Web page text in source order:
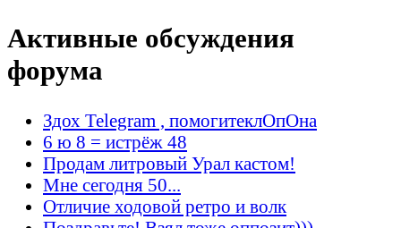
Активные обсуждения
форума
Здох Telegram , помогитеклОпОна
6 ю 8 = истрёж 48
Продам литровый Урал кастом!
Мне сегодня 50...
Отличие ходовой ретро и волк